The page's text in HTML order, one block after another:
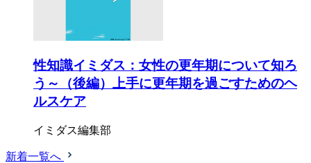
性知識イミダス：女性の更年期について知ろ
う～（後編）上手に更年期を過ごすためのヘ
ルスケア
イミダス編集部
新着一覧へ